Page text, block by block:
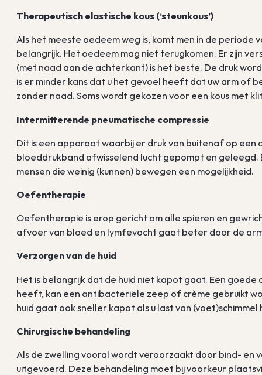
Therapeutisch elastische kous (‘steunkous’)
Als het meeste oedeem weg is, komt men in de periode
belangrijk. Het oedeem mag niet terugkomen. Er zijn
(met naad aan de achterkant) is het beste. De druk
is er minder kans dat u het gevoel heeft dat uw arm of
zonder naad. Soms wordt gekozen voor een kous met
Intermitterende pneumatische compressie
Dit is een apparaat waarbij er druk van buitenaf op
bloeddrukband afwisselend lucht gepompt en
mensen die weinig (kunnen) bewegen een mogelijkheid.
Oefentherapie
Oefentherapie is erop gericht om alle spieren en
afvoer van bloed en lymfevocht gaat beter door de
Verzorgen van de huid
Het is belangrijk dat de huid niet kapot gaat. Een goede
heeft, kan een antibacteriële zeep of crème gebruikt
huid gaat ook sneller kapot als u last van
Chirurgische behandeling
Als de zwelling vooral wordt veroorzaakt door bind-
uitgevoerd. Deze behandeling moet bij voorkeur